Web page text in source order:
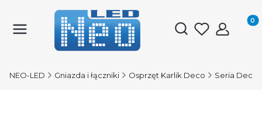
Otwórz
NEO-LED Gniazda i łączniki Osprzęt Karlik Deco Seria Deco